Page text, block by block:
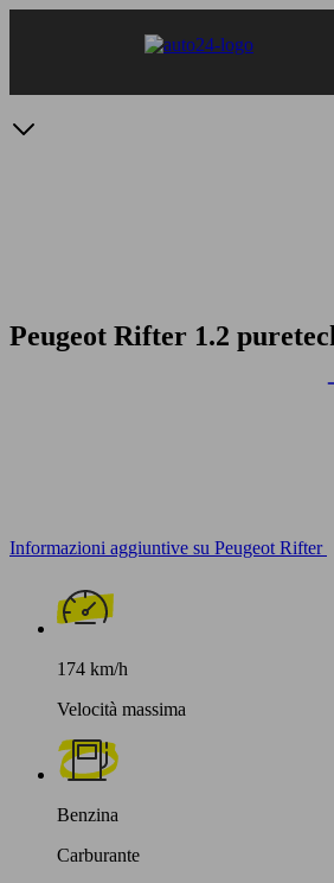
Peugeot Rifter 1.2
Informazioni aggiuntive su Peugeot Rifter
174 km/h
Velocità massima
Benzina
Carburante